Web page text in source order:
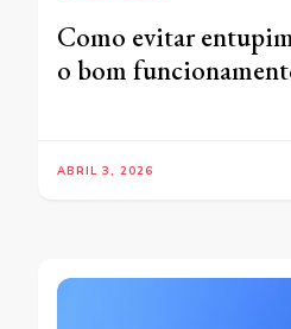
Como evitar
o bom
ABRIL 3, 2026